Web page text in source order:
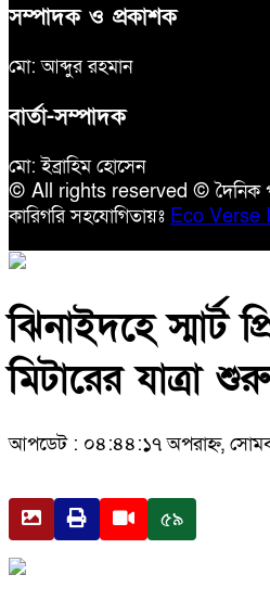
সম্পাদক ও প্রকাশক
মো: আব্দুর রহমান
বার্তা-সম্পাদক
মো: ইব্রাহিম হোসেন
© All rights reserved © দৈনিক
কারিগরি সহযোগিতায়ঃ Eco Verse
ঝিনাইদহে স্মার্ট
মিটারের যাত্রা শুরু
আপডেট : ০৪:৪৪:১৭ অপরাহ্ন,
৫৯